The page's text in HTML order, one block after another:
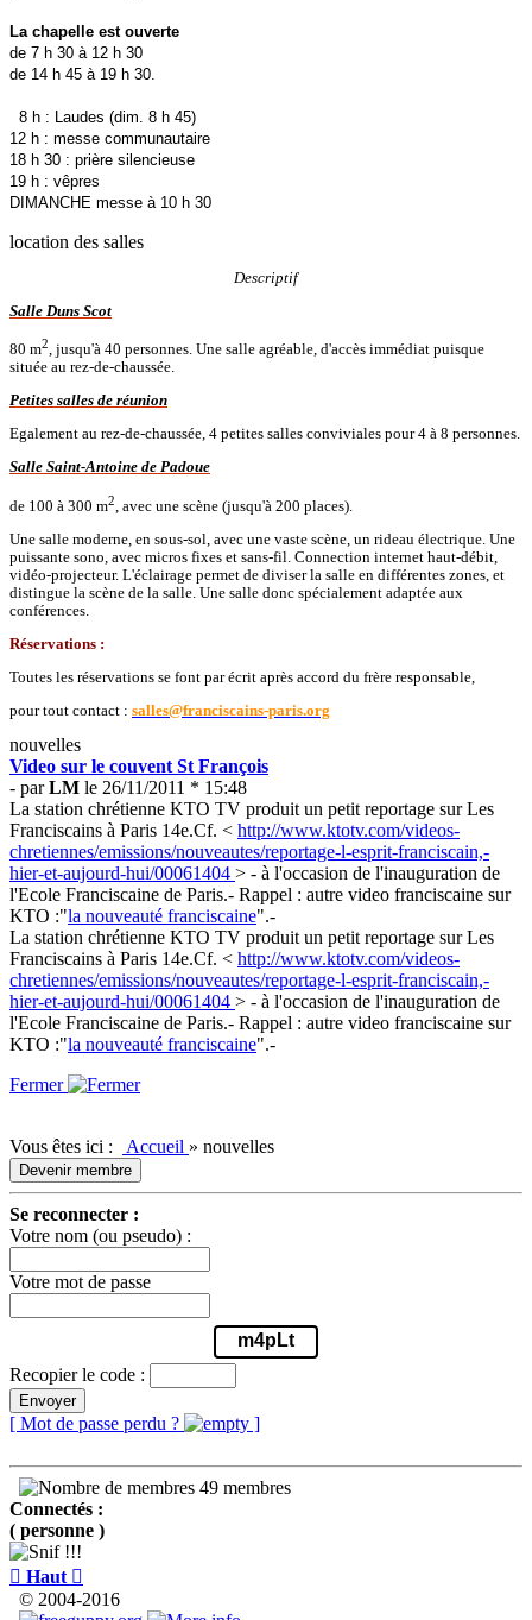
La chapelle est ouverte
de 7 h 30 à 12 h 30
de 14 h 45 à 19 h 30.
8 h : Laudes (dim. 8 h 45)
12 h : messe communautaire
18 h 30 : prière silencieuse
19 h : vêpres
DIMANCHE messe à 10 h 30
location des salles
Descriptif
Salle Duns Scot
80 m2, jusqu'à 40 personnes. Une salle agréable, d'accès immédiat puisque
située au rez-de-chaussée.
Petites salles de réunion
Egalement au rez-de-chaussée, 4 petites salles conviviales pour 4 à 8 personnes.
Salle Saint-Antoine de Padoue
de 100 à 300 m2 , avec une scène (jusqu'à 200 places).
Une salle moderne, en sous-sol, avec une vaste scène, un rideau électrique. Une
puissante sono, avec micros fixes et sans-fil. Connection internet haut-débit,
vidéo-projecteur. L'éclairage permet de diviser la salle en différentes zones, et
distingue la scène de la salle. Une salle donc spécialement adaptée aux
conférences.
Réservations :
Toutes les réservations se font par écrit après accord du frère responsable,
pour tout contact : salles@franciscains-paris.org
nouvelles
Video sur le couvent St François
- parLM le 26/11/2011 * 15:48
La station chrétienne KTO TV produit un petit reportage sur Les
Franciscains à Paris 14e.Cf. < http://www.ktotv.com/videos-
chretiennes/emissions/nouveautes/reportage-l-esprit-franciscain,-
hier-et-aujourd-hui/00061404 > - à l'occasion de l'inauguration de
l'Ecole Franciscaine de Paris.- Rappel : autre video franciscaine sur
KTO :"la nouveauté franciscaine".-
La station chrétienne KTO TV produit un petit reportage sur Les
Franciscains à Paris 14e.Cf. < http://www.ktotv.com/videos-
chretiennes/emissions/nouveautes/reportage-l-esprit-franciscain,-
hier-et-aujourd-hui/00061404 > - à l'occasion de l'inauguration de
l'Ecole Franciscaine de Paris.- Rappel : autre video franciscaine sur
KTO :"la nouveauté franciscaine".-
Fermer
Vous êtes ici : Accueil » nouvelles
Devenir membre
Se reconnecter :
Votre nom (ou pseudo) :
Votre mot de passe
m4pLt
Recopier le code :
Envoyer
[ Mot de passe perdu ? ]
49 membres
Connectés :
( personne )
 Haut 
© 2004-2016